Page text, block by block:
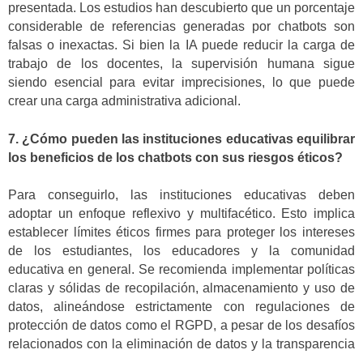
presentada. Los estudios han descubierto que un porcentaje
considerable de referencias generadas por chatbots son
falsas o inexactas. Si bien la IA puede reducir la carga de
trabajo de los docentes, la supervisión humana sigue
siendo esencial para evitar imprecisiones, lo que puede
crear una carga administrativa adicional.
7. ¿Cómo pueden las instituciones educativas equilibrar
los beneficios de los chatbots con sus riesgos éticos?
Para conseguirlo, las instituciones educativas deben
adoptar un enfoque reflexivo y multifacético. Esto implica
establecer límites éticos firmes para proteger los intereses
de los estudiantes, los educadores y la comunidad
educativa en general. Se recomienda implementar políticas
claras y sólidas de recopilación, almacenamiento y uso de
datos, alineándose estrictamente con regulaciones de
protección de datos como el RGPD, a pesar de los desafíos
relacionados con la eliminación de datos y la transparencia